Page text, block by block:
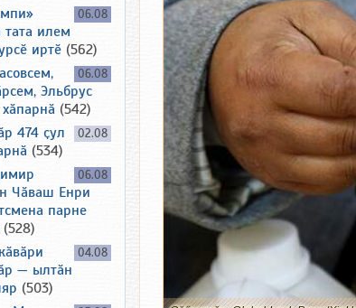
06.08
тата илем
иртӗ (562)
06.08
Эльбрус
(542)
02.08
474 ҫул
(534)
06.08
Чӑваш Енри
парне
(528)
04.08
— ылтӑн
(503)